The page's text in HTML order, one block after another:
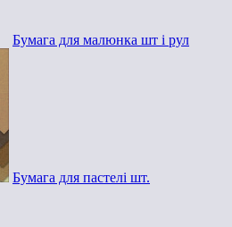
Бумага для малюнка шт і рул
Бумага для пастелі шт.